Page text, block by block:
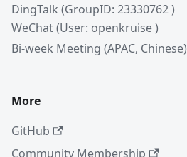
DingTalk (GroupID: 23330762 )
WeChat (User: openkruise )
Bi-week Meeting (APAC, Chinese)
More
GitHub
Community Membership